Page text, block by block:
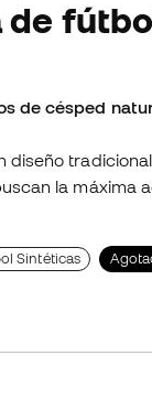
de
de césped
diseño
la máxima
Sintéticas